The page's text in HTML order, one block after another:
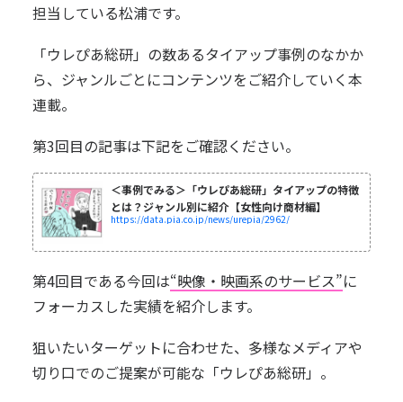
担当している松浦です。
「ウレぴあ総研」の数あるタイアップ事例のなかか
ら、ジャンルごとにコンテンツをご紹介していく本
連載。
第3回目の記事は下記をご確認ください。
＜事例でみる＞「ウレぴあ総研」タイアップの特徴
とは？ジャンル別に紹介【女性向け商材編】
https://data.pia.co.jp/news/urepia/2962/
第4回目である今回は“映像・映画系のサービス”に
フォーカスした実績を紹介します。
狙いたいターゲットに合わせた、多様なメディアや
切り口でのご提案が可能な「ウレぴあ総研」。